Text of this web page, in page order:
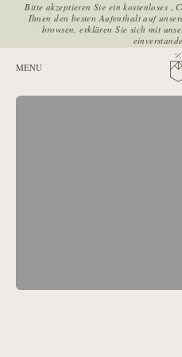
Bitte akzeptieren Sie ein kostenloses
Ihnen den besten Aufenthalt auf
browsen, erklären Sie sich mit
MENU